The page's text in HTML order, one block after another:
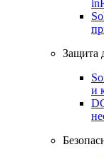
Защита
и